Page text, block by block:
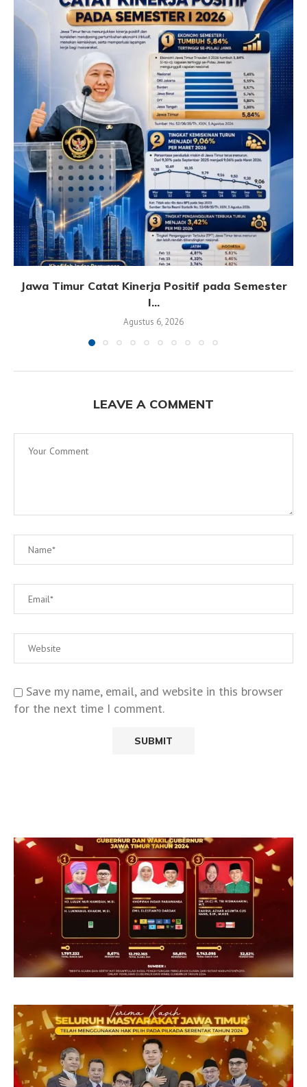
Jawa Timur Catat Kinerja Positif pada Semester
I...
Agustus 6, 2026
LEAVE A COMMENT
Save my name, email, and website in this browser
for the next time I comment.